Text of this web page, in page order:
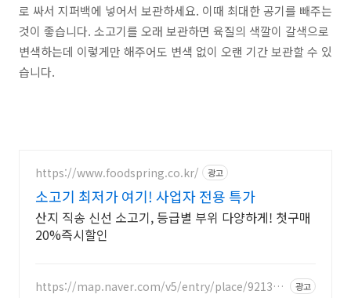
로 싸서 지퍼백에 넣어서 보관하세요. 이때 최대한 공기를 빼주는
것이 좋습니다. 소고기를 오래 보관하면 육질의 색깔이 갈색으로
변색하는데 이렇게만 해주어도 변색 없이 오랜 기간 보관할 수 있
습니다.
https://www.foodspring.co.kr/ 광고
소고기 최저가 여기! 사업자 전용 특가
산지 직송 신선 소고기, 등급별 부위 다양하게! 첫구매
20%즉시할인
https://map.naver.com/v5/entry/place/921366
광고